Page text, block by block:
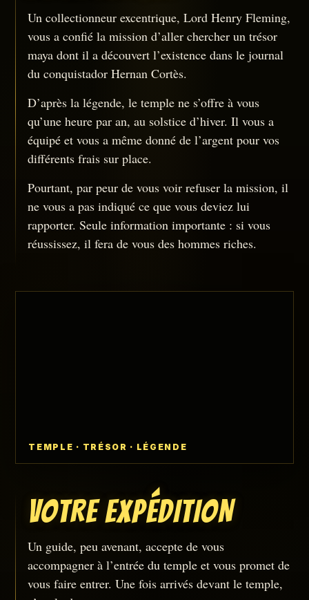
Un collectionneur excentrique, Lord Henry Fleming,
vous a confié la mission d’aller chercher un trésor
maya dont il a découvert l’existence dans le journal
du conquistador Hernan Cortès.
D’après la légende, le temple ne s’offre à vous
qu’une heure par an, au solstice d’hiver. Il vous a
équipé et vous a même donné de l’argent pour vos
différents frais sur place.
Pourtant, par peur de vous voir refuser la mission, il
ne vous a pas indiqué ce que vous deviez lui
rapporter. Seule information importante : si vous
réussissez, il fera de vous des hommes riches.
TEMPLE · TRÉSOR · LÉGENDE
VOTRE EXPÉDITION
Un guide, peu avenant, accepte de vous
accompagner à l’entrée du temple et vous promet de
vous faire entrer. Une fois arrivés devant le temple,